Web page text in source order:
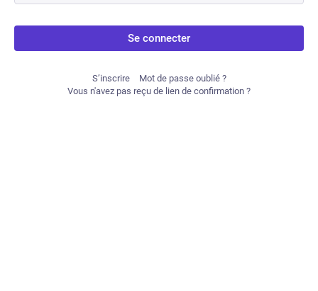
Se connecter
S’inscrire
Mot de passe oublié ?
Vous n'avez pas reçu de lien de confirmation ?